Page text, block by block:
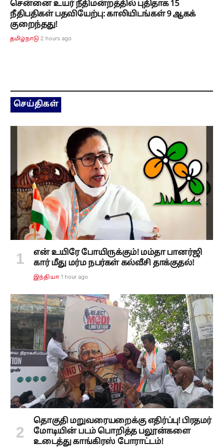
சென்னை உயர் நீதிமன்றத்தில் புதிதாக 15
நீதிபதிகள் பதவியேற்பு: காலியிடங்கள் 9 ஆகக்
குறைந்தது!
தமிழ்நாடு 2 hours ago
செய்திகள்
என் உயிரே போயிருக்கும்! மம்தா பானர்ஜி
கார் மீது மர்ம நபர்கள் கல்வீசி தாக்குதல்!
இந்தியா 1 hour ago
தொகுதி மறுவரையறைக்கு எதிர்ப்பு! பிரதமர்
மோடியின் படம் பொறித்த பலூன்களை
உடைத்து காங்கிரஸ் போராட்டம்!